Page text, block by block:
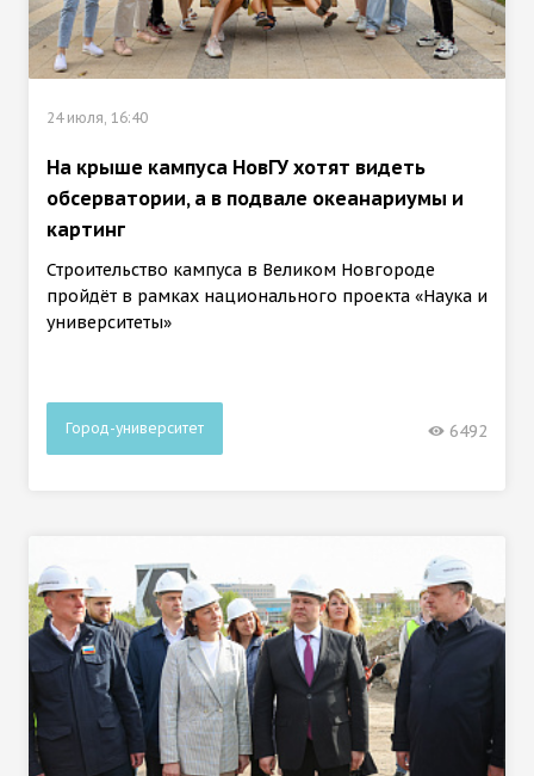
24 июля, 16:40
На крыше кампуса НовГУ хотят видеть
обсерватории, а в подвале океанариумы и
картинг
Строительство кампуса в Великом Новгороде
пройдёт в рамках национального проекта «Наука и
университеты»
Город-университет 6492